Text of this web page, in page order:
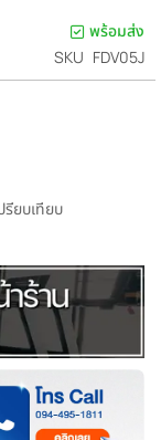
พร้อมส่ง
SKU FDV05J
รียบเทียบ